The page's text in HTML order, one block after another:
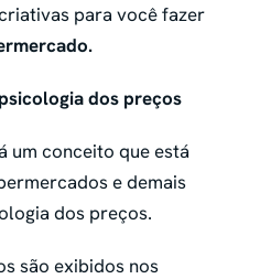
para você fazer
dos preços
um conceito que está
e demais
dos preços.
são exibidos nos